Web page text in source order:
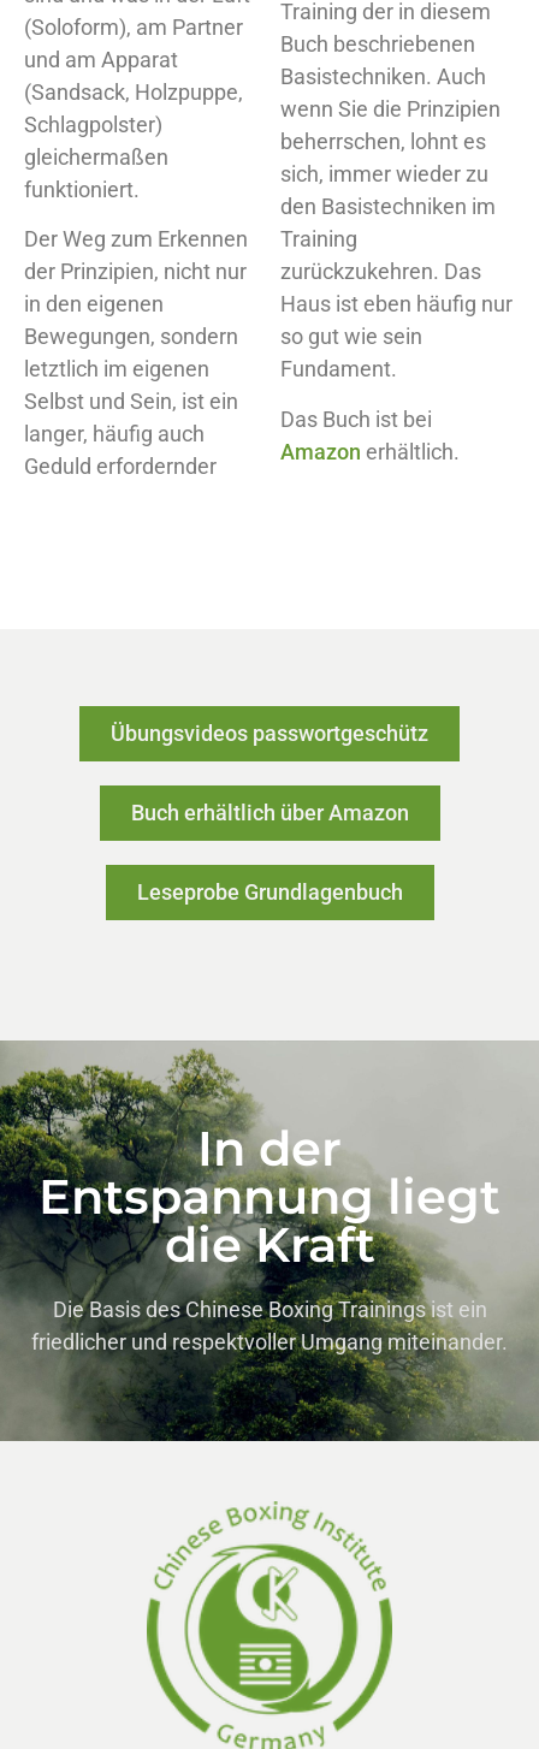
(Soloform), am Partner
und am Apparat
(Sandsack, Holzpuppe,
Schlagpolster)
gleichermaßen
funktioniert.
Der Weg zum Erkennen
der Prinzipien, nicht nur
in den eigenen
Bewegungen, sondern
letztlich im eigenen
Selbst und Sein, ist ein
langer, häufig auch
Geduld erfordernder
Training der in diesem
Buch beschriebenen
Basistechniken. Auch
wenn Sie die Prinzipien
beherrschen, lohnt es
sich, immer wieder zu
den Basistechniken im
Training
zurückzukehren. Das
Haus ist eben häufig nur
so gut wie sein
Fundament.
Das Buch ist bei
Amazon erhältlich.
Übungsvideos passwortgeschütz
Buch erhältlich über Amazon
Leseprobe Grundlagenbuch
In der
Entspannung liegt
die Kraft
Die Basis des Chinese Boxing Trainings ist ein
friedlicher und respektvoller Umgang miteinander.